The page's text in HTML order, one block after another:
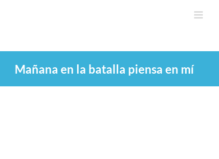
Mañana en la batalla piensa en mí